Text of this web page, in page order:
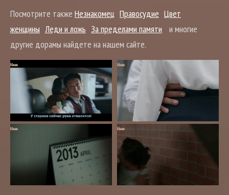
Посмотрите также Незнакомец Правосудие Цвет
женщины Леди и ложь За пределами памяти
и многие
другие дорамы найдете на нашем сайте.